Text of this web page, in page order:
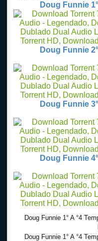
Doug Funnie
Doug Funnie
Doug Funnie
Doug Funnie
Doug Funnie 1° A °4
Doug Funnie 1° A °4